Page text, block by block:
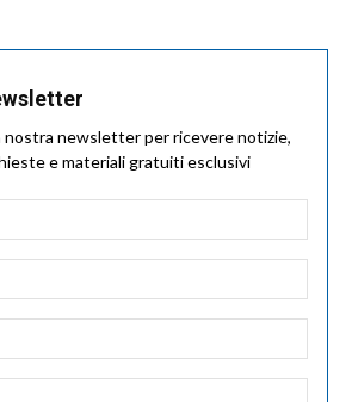
nostra newsletter per ricevere notizie,
e materiali gratuiti esclusivi